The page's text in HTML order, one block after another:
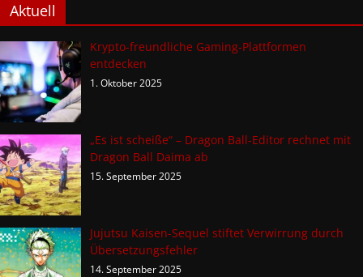
Aktuell
Krypto-freundliche Gaming-Plattformen
entdecken
1. Oktober 2025
„Es ist scheiße“ – Dragon Ball-Editor rechnet mit
Dragon Ball Daima ab
15. September 2025
Jujutsu Kaisen-Sequel stiftet Verwirrung durch
Übersetzungsfehler
14. September 2025